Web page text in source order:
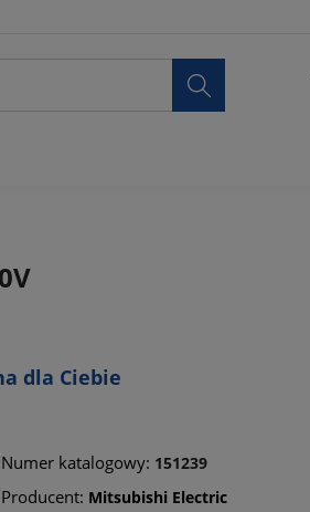

dla Ciebie
Numer katalogowy: 151239
Producent: Mitsubishi Electric